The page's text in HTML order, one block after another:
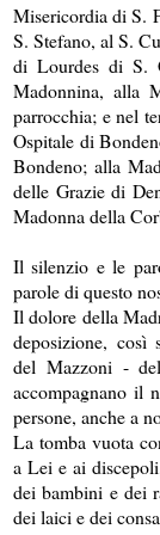
Misericordia di S.
S. Stefano, al S.
di Lourdes di S.
Madonnina, alla
parrocchia; e nel
Ospitale di
Bondeno; alla
delle Grazie di
Madonna della
Il silenzio e le
parole di questo
Il dolore della
deposizione, così
del Mazzoni -
accompagnano il
persone, anche a
La tomba vuota
a Lei e ai
dei bambini e dei
dei laici e dei